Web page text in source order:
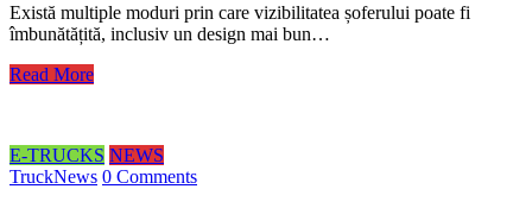
Există multiple moduri prin care vizibilitatea șoferului poate fi
îmbunătățită, inclusiv un design mai bun…
Read More
E-TRUCKS NEWS
TruckNews 0 Comments